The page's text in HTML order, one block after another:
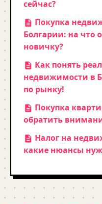
сейчас?
Покупка
Болгарии: на что
новичку?
Как понять
недвижимости в
по рынку!
Покупка
обратить
Налог на
какие нюансы